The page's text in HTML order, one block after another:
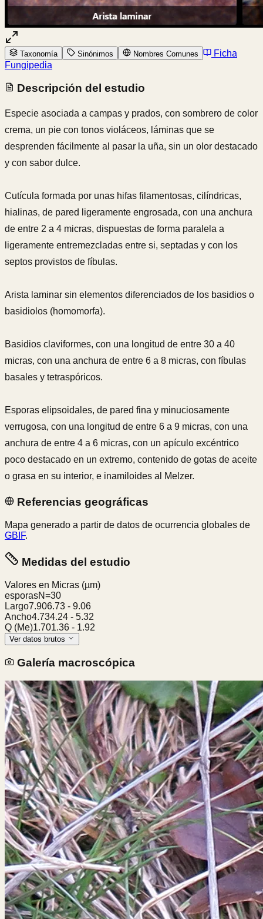
Taxonomía Sinónimos Nombres Comunes
Ficha
Fungipedia
Descripción del estudio
Especie asociada a campas y prados, con sombrero de color
crema, un pie con tonos violáceos, láminas que se
desprenden fácilmente al pasar la uña, sin un olor destacado
y con sabor dulce.
Cutícula formada por unas hifas filamentosas, cilíndricas,
hialinas, de pared ligeramente engrosada, con una anchura
de entre 2 a 4 micras, dispuestas de forma paralela a
ligeramente entremezcladas entre si, septadas y con los
septos provistos de fíbulas.
Arista laminar sin elementos diferenciados de los basidios o
basidiolos (homomorfa).
Basidios claviformes, con una longitud de entre 30 a 40
micras, con una anchura de entre 6 a 8 micras, con fíbulas
basales y tetraspóricos.
Esporas elipsoidales, de pared fina y minuciosamente
verrugosa, con una longitud de entre 6 a 9 micras, con una
anchura de entre 4 a 6 micras, con un apículo excéntrico
poco destacado en un extremo, contenido de gotas de aceite
o grasa en su interior, e inamiloides al Melzer.
Referencias geográficas
Mapa generado a partir de datos de ocurrencia globales de
GBIF.
Medidas del estudio
Valores en Micras (µm)
esporasN=30
Largo7.906.73 - 9.06
Ancho4.734.24 - 5.32
Q (Me)1.701.36 - 1.92
Ver datos brutos
Galería macroscópica